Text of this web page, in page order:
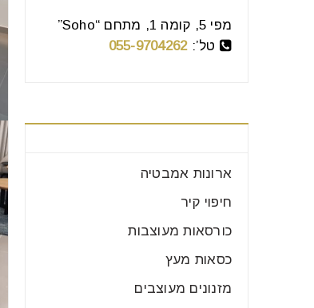
מפי 5, קומה 1, מתחם “Soho”
טל’:055-9704262
ארונות אמבטיה
חיפוי קיר
כורסאות מעוצבות
כסאות מעץ
מזנונים מעוצבים